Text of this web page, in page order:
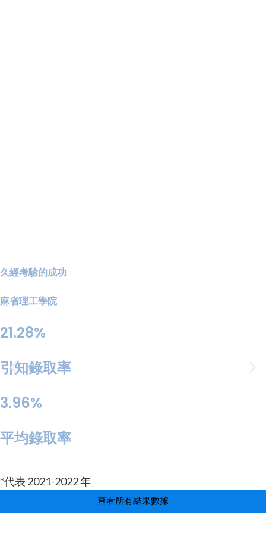
久經考驗的成功
麻省理工學院
21.28%
引知錄取率
3.96%
平均錄取率
*代表 2021-2022 年
查看所有結果數據